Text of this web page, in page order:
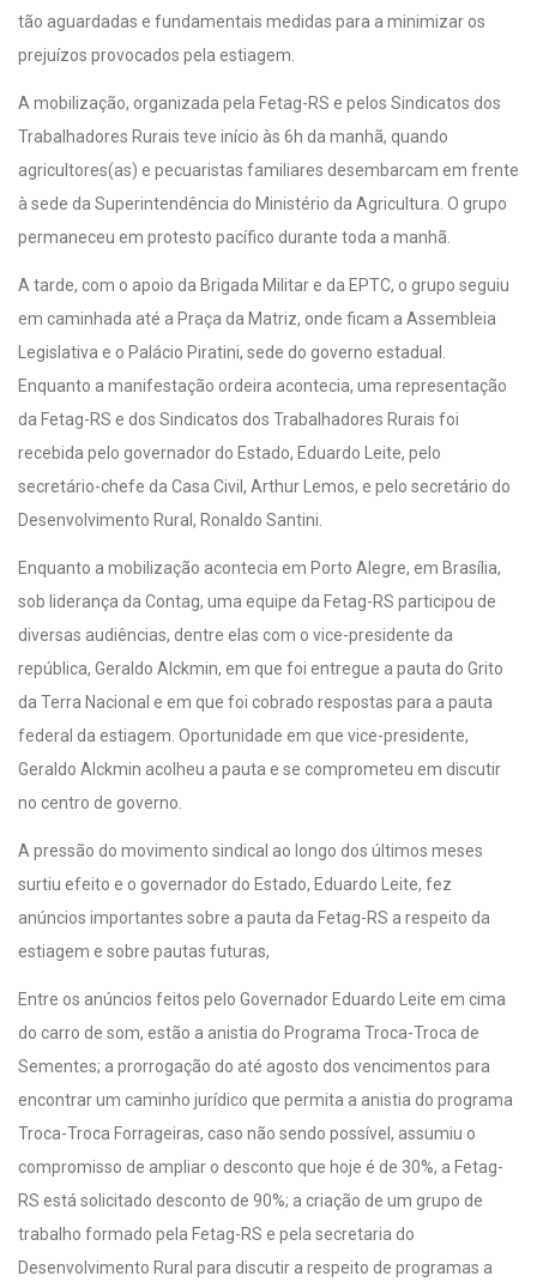
tão aguardadas e fundamentais medidas para a minimizar os
prejuízos provocados pela estiagem.
A mobilização, organizada pela Fetag-RS e pelos Sindicatos dos
Trabalhadores Rurais teve início às 6h da manhã, quando
agricultores(as) e pecuaristas familiares desembarcam em frente
à sede da Superintendência do Ministério da Agricultura. O grupo
permaneceu em protesto pacífico durante toda a manhã.
A tarde, com o apoio da Brigada Militar e da EPTC, o grupo seguiu
em caminhada até a Praça da Matriz, onde ficam a Assembleia
Legislativa e o Palácio Piratini, sede do governo estadual.
Enquanto a manifestação ordeira acontecia, uma representação
da Fetag-RS e dos Sindicatos dos Trabalhadores Rurais foi
recebida pelo governador do Estado, Eduardo Leite, pelo
secretário-chefe da Casa Civil, Arthur Lemos, e pelo secretário do
Desenvolvimento Rural, Ronaldo Santini.
Enquanto a mobilização acontecia em Porto Alegre, em Brasília,
sob liderança da Contag, uma equipe da Fetag-RS participou de
diversas audiências, dentre elas com o vice-presidente da
república, Geraldo Alckmin, em que foi entregue a pauta do Grito
da Terra Nacional e em que foi cobrado respostas para a pauta
federal da estiagem. Oportunidade em que vice-presidente,
Geraldo Alckmin acolheu a pauta e se comprometeu em discutir
no centro de governo.
A pressão do movimento sindical ao longo dos últimos meses
surtiu efeito e o governador do Estado, Eduardo Leite, fez
anúncios importantes sobre a pauta da Fetag-RS a respeito da
estiagem e sobre pautas futuras,
Entre os anúncios feitos pelo Governador Eduardo Leite em cima
do carro de som, estão a anistia do Programa Troca-Troca de
Sementes; a prorrogação do até agosto dos vencimentos para
encontrar um caminho jurídico que permita a anistia do programa
Troca-Troca Forrageiras, caso não sendo possível, assumiu o
compromisso de ampliar o desconto que hoje é de 30%, a Fetag-
RS está solicitado desconto de 90%; a criação de um grupo de
trabalho formado pela Fetag-RS e pela secretaria do
Desenvolvimento Rural para discutir a respeito de programas a